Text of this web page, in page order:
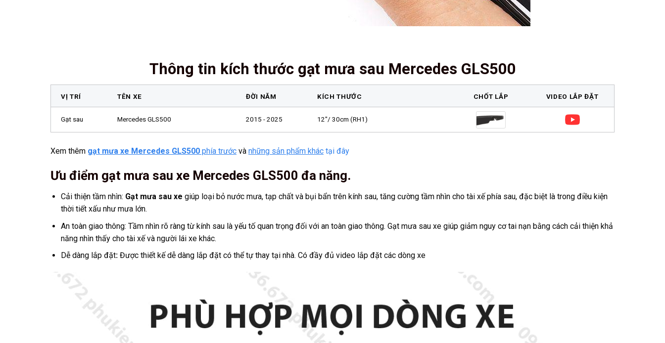
Thông tin kích thước gạt mưa sau Mercedes GLS500
VỊ TRÍ TÊN XE ĐỜI NĂM KÍCH THƯỚC CHỐT LẮP VIDEO LẮP ĐẶT
Gạt sau Mercedes GLS500 2015 - 2025 12″/ 30cm (RH1)
Xem thêm gạt mưa xe Mercedes GLS500 phía trước và những sản phẩm khác tại đây
Ưu điểm gạt mưa sau xe Mercedes GLS500 đa năng.
Cải thiện tầm nhìn: Gạt mưa sau xe giúp loại bỏ nước mưa, tạp chất và bụi bẩn trên kính sau, tăng cường tầm nhìn cho tài xế phía sau, đặc biệt là trong điều kiện
thời tiết xấu như mưa lớn.
An toàn giao thông: Tầm nhìn rõ ràng từ kính sau là yếu tố quan trọng đối với an toàn giao thông. Gạt mưa sau xe giúp giảm nguy cơ tai nạn bằng cách cải thiện khả
năng nhìn thấy cho tài xế và người lái xe khác.
Dễ dàng lắp đặt: Được thiết kế dễ dàng lắp đặt có thể tự thay tại nhà. Có đầy đủ video lắp đặt các dòng xe